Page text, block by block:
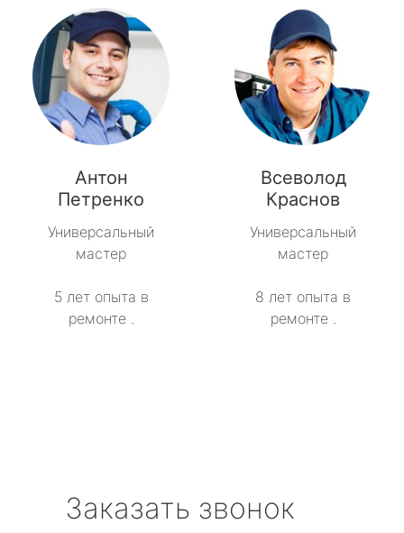
Антон
Петренко
Универсальный
мастер
5 лет опыта в
ремонте .
Всеволод
Краснов
Универсальный
мастер
8 лет опыта в
ремонте .
Заказать звонок